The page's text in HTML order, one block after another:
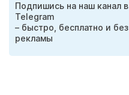
Подпишись на наш канал в
Telegram
– быстро, бесплатно и без
рекламы